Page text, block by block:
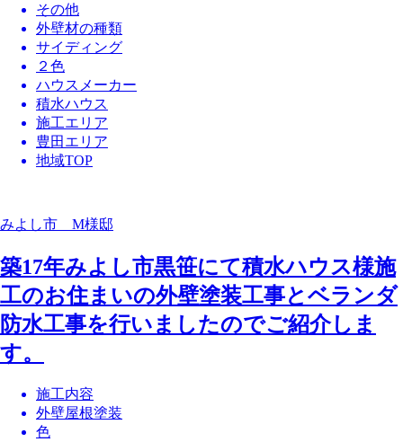
その他
外壁材の種類
サイディング
２色
ハウスメーカー
積水ハウス
施工エリア
豊田エリア
地域TOP
みよし市 M様邸
築17年みよし市黒笹にて積水ハウス様施
工のお住まいの外壁塗装工事とベランダ
防水工事を行いましたのでご紹介しま
す。
施工内容
外壁屋根塗装
色